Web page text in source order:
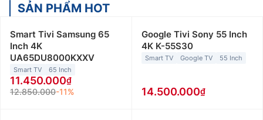
SẢN PHẨM HOT
Smart Tivi Samsung 65
Inch 4K
UA65DU8000KXXV
Smart TV 65 Inch
11.450.000
12.850.000-11%
Google Tivi Sony 55 Inch
4K K-55S30
Smart TV Google TV 55 Inch
14.500.000